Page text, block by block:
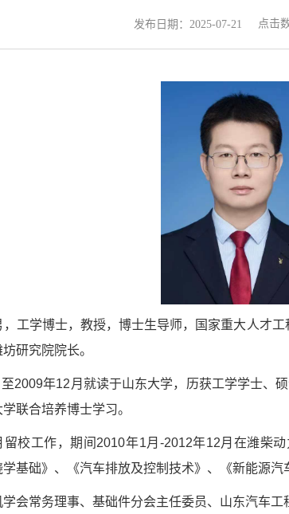
发布日期：2025-07-21 点击数
，工学博士，教授，博士生导师，国家重大人才
研究院院长。
2009年12 月就读于山东大学，历获工学学士、
联合培养博士学习。
留校工作，期间 2010年1月 -2012年12月在潍柴动
基础》、《汽车排放及控制技术》、《新能源汽
学会常务理事、基础件分会主任委员、山东汽车工